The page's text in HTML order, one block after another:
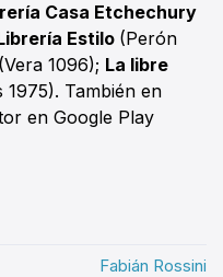
Casa Etchechury
Estilo (Perón
(Vera 1096); La libre
1975). También en
en Google Play
Fabián Rossini